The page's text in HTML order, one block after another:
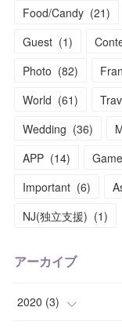
Food/Candy (21)
Guest (1)
Photo (82)
World (61)
Wedding (36)
APP (14) Game
Important (6)
NJ(独立支援) (1)
アーカイブ
2020 (3)